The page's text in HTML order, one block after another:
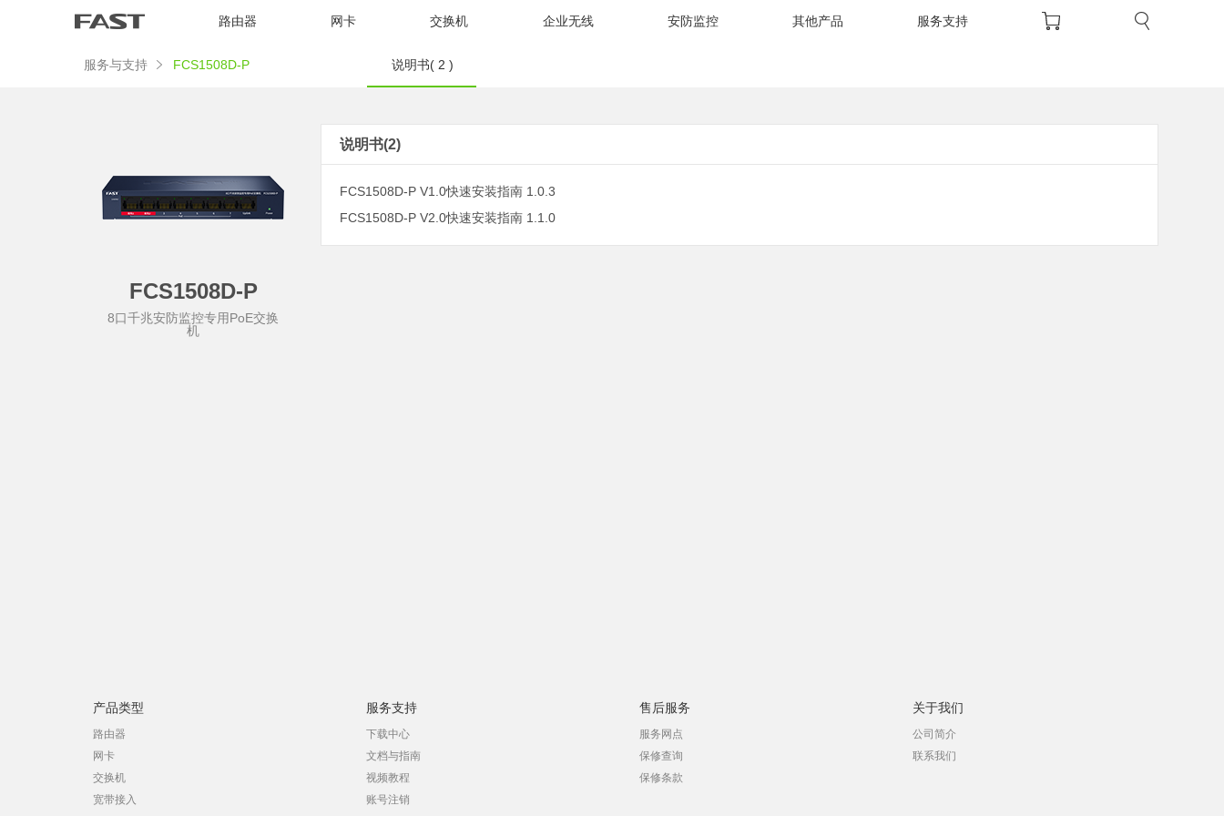
路由器 网卡 交换机 企业无线 安防监控 其他产品 服务支持
服务与支持 FCS1508D-P 说明书( 2 )
FCS1508D-P
8口千兆安防监控专用PoE交换
机
说明书(2)
FCS1508D-P V1.0快速安装指南 1.0.3
FCS1508D-P V2.0快速安装指南 1.1.0
产品类型
路由器
网卡
交换机
宽带接入
服务支持
下载中心
文档与指南
视频教程
账号注销
售后服务
服务网点
保修查询
保修条款
关于我们
公司简介
联系我们